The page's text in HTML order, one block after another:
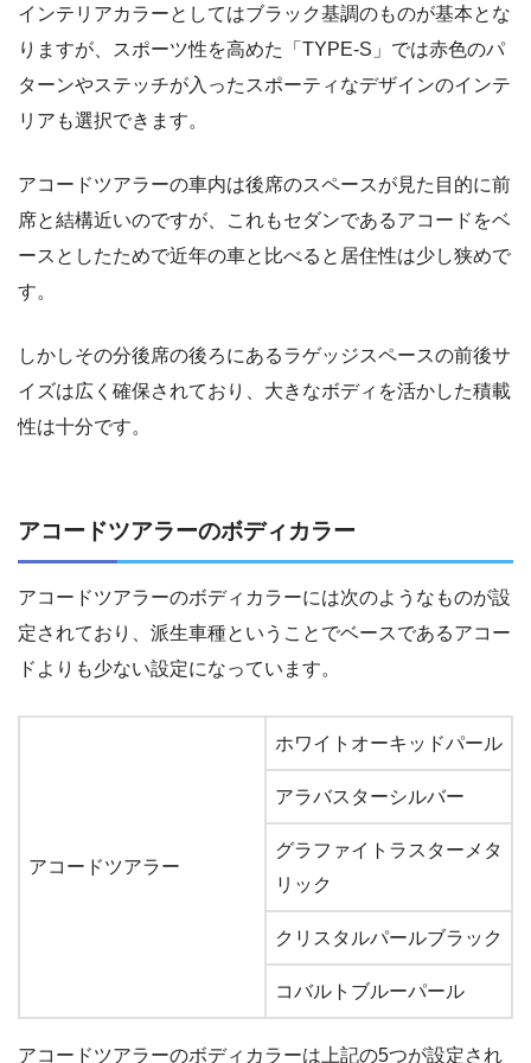
インテリアカラーとしてはブラック基調のものが基本とな
りますが、スポーツ性を高めた「TYPE-S」では赤色のパ
ターンやステッチが入ったスポーティなデザインのインテ
リアも選択できます。
アコードツアラーの車内は後席のスペースが見た目的に前
席と結構近いのですが、これもセダンであるアコードをベ
ースとしたためで近年の車と比べると居住性は少し狭めで
す。
しかしその分後席の後ろにあるラゲッジスペースの前後サ
イズは広く確保されており、大きなボディを活かした積載
性は十分です。
アコードツアラーのボディカラー
アコードツアラーのボディカラーには次のようなものが設
定されており、派生車種ということでベースであるアコー
ドよりも少ない設定になっています。
アコードツアラー
ホワイトオーキッドパール
アラバスターシルバー
グラファイトラスターメタ
リック
クリスタルパールブラック
コバルトブルーパール
アコードツアラーのボディカラーは上記の5つが設定され